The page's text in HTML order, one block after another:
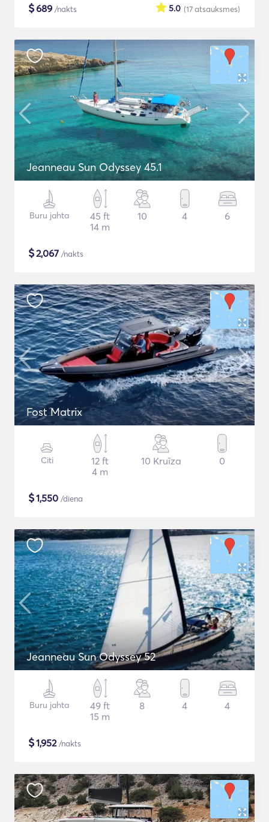
$689 /nakts (17atsauksmes)
5.0
Jeanneau Sun Odyssey 45.1
Buru jahta
45 ft
14 m
10 4 6
$2,067 /nakts
Fost Matrix
Citi
12 ft
4 m
10 Kruīza 0
$1,550 /diena
Jeanneau Sun Odyssey 52
Buru jahta
49 ft
15 m
8 4 4
$1,952/nakts